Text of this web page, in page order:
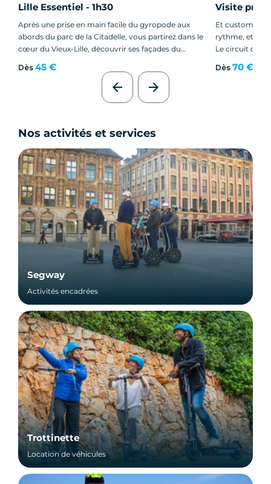
Lille Essentiel - 1h30
Après une prise en main facile du gyropode aux
abords du parc de la Citadelle, vous partirez dans le
cœur du Vieux-Lille, découvrir ses façades du
achevée.
Dès 45 €
Visite
Et customisée
rythme, et
Le circuit de
vous avez déjà
balade depuis
votre guise.
Dès 70 €
arrow_back arrow_forward
Nos activités et services
Segway
Activités encadrées
Trottinette
Location de véhicules